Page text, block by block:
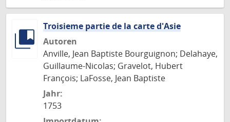
Troisieme partie de la carte d'Asie
Autoren
Anville, Jean Baptiste Bourguignon; Delahaye,
Guillaume-Nicolas; Gravelot, Hubert
François; LaFosse, Jean Baptiste
Jahr:
1753